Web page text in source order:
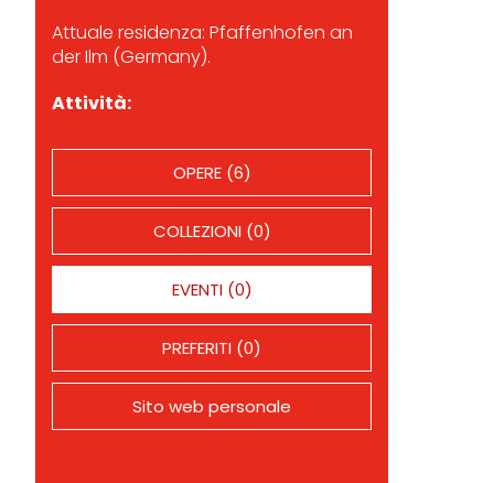
Attuale residenza: Pfaffenhofen an
der Ilm (Germany).
Attività:
OPERE (6)
COLLEZIONI (0)
EVENTI (0)
PREFERITI (0)
Sito web personale